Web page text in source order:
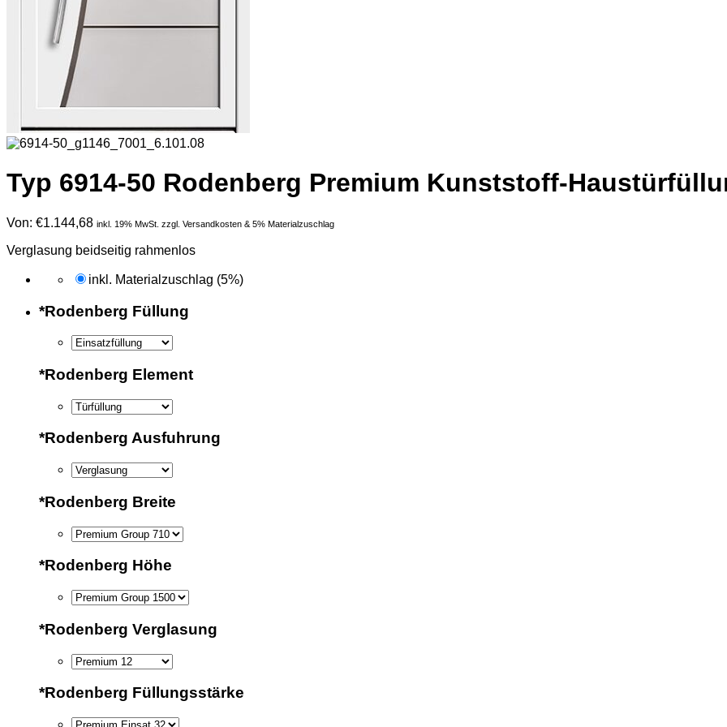
Typ 6914-50 Rodenberg Premium Kunststoff-
Von: €1.144,68 inkl. 19% MwSt. zzgl. Versandkosten & 5% Materialzuschlag
Verglasung beidseitig rahmenlos
inkl. Materialzuschlag (5%)
*Rodenberg Füllung
*Rodenberg Element
*Rodenberg Ausfuhrung
*Rodenberg Breite
*Rodenberg Höhe
*Rodenberg Verglasung
*Rodenberg Füllungsstärke